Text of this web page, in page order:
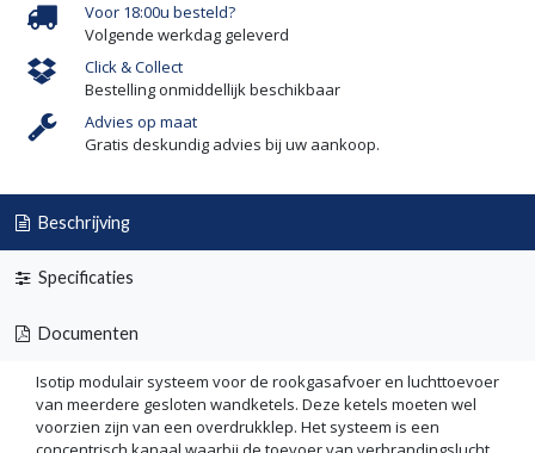
Voor 18:00u besteld?
Volgende werkdag geleverd
Click & Collect
Bestelling onmiddellijk beschikbaar
Advies op maat
Gratis deskundig advies bij uw aankoop.
Beschrijving
Specificaties
Documenten
Isotip modulair systeem voor de rookgasafvoer en luchttoevoer
van meerdere gesloten wandketels. Deze ketels moeten wel
voorzien zijn van een overdrukklep. Het systeem is een